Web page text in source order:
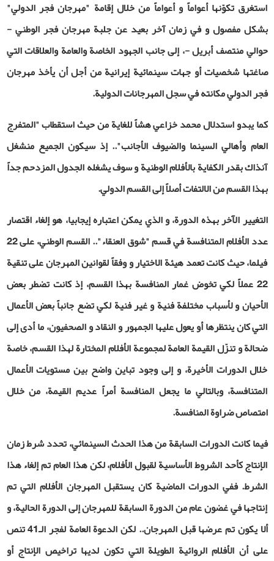
استغرق تكوّنها أعواماً و أعواماً من خلال إقامة "مهرجان فجر الدولي"
بشكل مفصول و في زمان آخر بعيد عن جلبة مهرجان فجر الوطني -
حوالي منتصف أبريل -، إلى جانب الجهود الخاصة والعامة والعلاقات التي
صاغتها شخصيات أو جهات سينمائية إيرانية من أجل أن يأخذ مهرجان
فجر الدولي مكانته في سجل المهرجانات الدولية.
كما يبدو استدلال محمد خزاعي هشاً للغاية من حيث استقطاب "المتفرج
العام وأهالي السينما والضيوف الأجانب".. إذ سيكون الجميع منشغل
آنذاك بقدر الكفاية بالأفلام الوطنية و سوف يشغله الجدول المزدحم جداً
بهذا القسم من الالتفات أصلاً إلى القسم الدولي.
التغيير الآخر بهذه الدورة، و الذي يمكن اعتباره إيجابيا، هو إلغاء اقتصار
عدد الأفلام المتنافسة في قسم "شوق العنقاء".. القسم الوطني، على 22
فيلما، حيث كانت تعمد هيئة الاختيار و وفقاً لقوانين المهرجان على تنقية
22 عملاً لكي تخوض غمار المنافسة بهذا القسم، إذ كانت تضطر بعض
الأحيان و لأسباب مختلفة فنية و غير فنية لكي تضع جانباً بعض الأعمال
التي كان ينتظرها أو يعول عليها الجمهور و النقاد و الصحفيون، ما أدى إلى
ضحالة و تنزّل القيمة العامة لمجموعة الأفلام المختارة لهذا القسم، خاصة
خلال الدورات الأخيرة، و إلى وجود تباين واضح بين مستويات الأعمال
المتنافسة، وبالتالي ما يجعل المنافسة أمراً عديم القيمة، من خلال
امتصاص ضراوة المنافسة.
فيماكانت الدورات السابقة من هذا الحدث السينمائي، تحدد شرط زمان
الإنتاج كأحد الشروط الأساسية لقبول الأفلام، لكن هذا العام تم إلغاء هذا
الشرط. ففي الدورات الماضية كان يستقبل المهرجان الأفلام التي تم
إنتاجها في غضون عام من الدورة السابقة للمهرجان إلى الدورة الحالية، و
ألا يكون تم عرضها قبل المهرجان.. لكن الدعوة العامة لفجر الـ41 تنص
على أن الأفلام الروائية الطويلة التي تكون لديها تراخيص الإنتاج أو